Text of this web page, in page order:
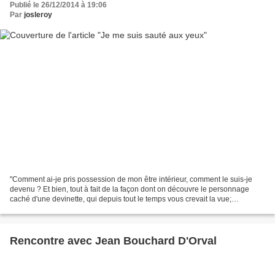
Publié le 26/12/2014 à 19:06
Par josleroy
"Comment ai-je pris possession de mon être intérieur, comment le suis-je
devenu ? Et bien, tout à fait de la façon dont on découvre le personnage
caché d'une devinette, qui depuis tout le temps vous crevait la vue;
Rencontre avec Jean Bouchard D'Orval